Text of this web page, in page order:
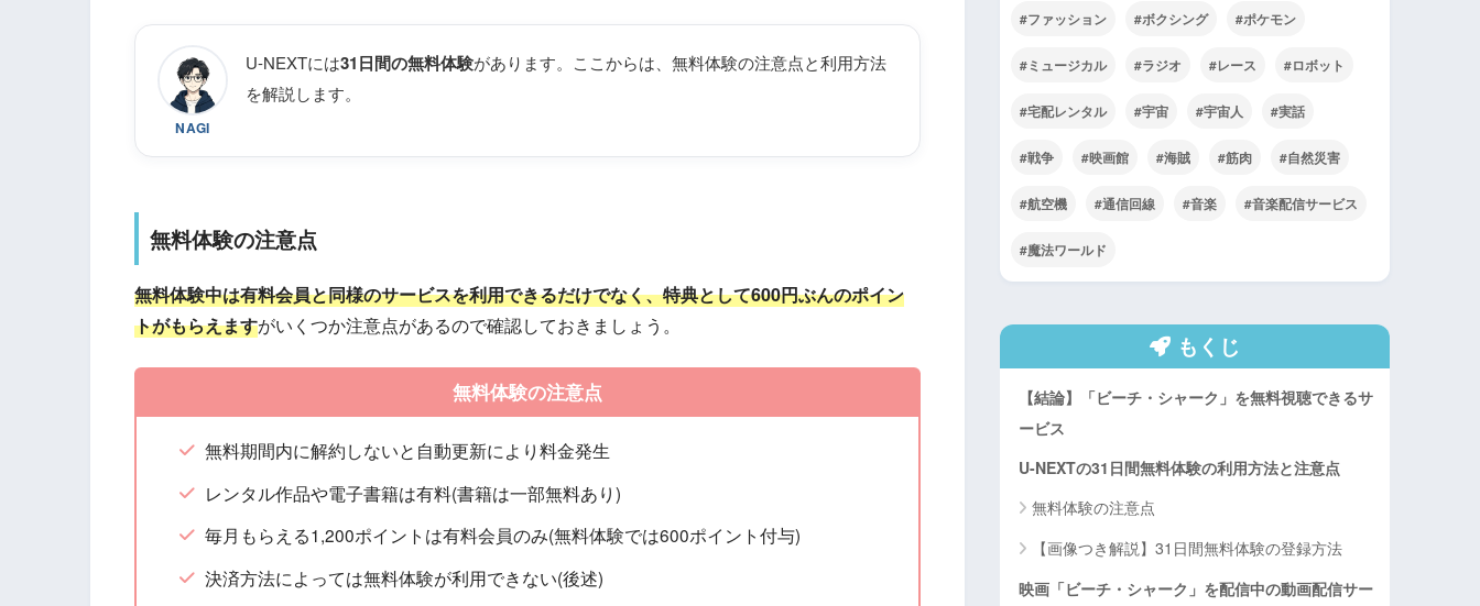
NAGI
U-NEXTには31日間の無料体験があります。ここからは、無料体験の注意点と利用方法
を解説します。
無料体験の注意点
無料体験中は有料会員と同様のサービスを利用できるだけでなく、特典として600円ぶんのポイン
トがもらえますがいくつか注意点があるので確認しておきましょう。
無料体験の注意点
無料期間内に解約しないと自動更新により料金発生
レンタル作品や電子書籍は有料(書籍は一部無料あり)
毎月もらえる1,200ポイントは有料会員のみ(無料体験では600ポイント付与)
決済方法によっては無料体験が利用できない(後述)
ファッション ボクシング ポケモン
ミュージカル ラジオ レース ロボット
宅配レンタル 宇宙 宇宙人 実話
戦争 映画館 海賊 筋肉 自然災害
航空機 通信回線 音楽 音楽配信サービス
魔法ワールド
もくじ
【結論】「ビーチ・シャーク」を無料視聴できるサ
ービス
U-NEXTの31日間無料体験の利用方法と注意点
無料体験の注意点
【画像つき解説】31日間無料体験の登録方法
映画「ビーチ・シャーク」を配信中の動画配信サー